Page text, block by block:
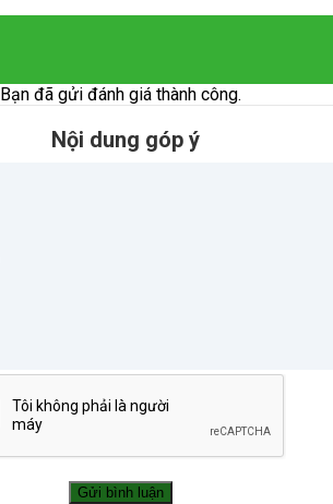
Bạn đã gửi đánh giá thành công.
Nội dung góp ý